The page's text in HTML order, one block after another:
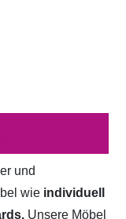
und
wie individuell
Unsere Möbel